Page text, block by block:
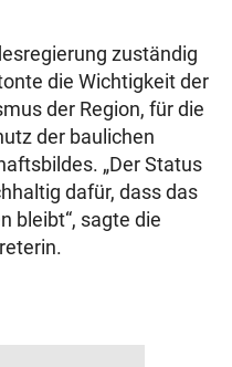
zuständig
die Wichtigkeit der
der Region, für die
der baulichen
„Der Status
dafür, dass das
bleibt“, sagte die